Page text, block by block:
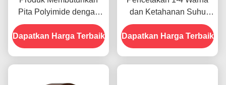
Pita Polyimide dengan
Resistensi Tegangan
1000V
Dapatkan Harga Terbaik
dan Ketahanan Suhu
-10C-80C Metode
Pembayaran Kartu Kredit
untuk Model Sebelumnya
Dapatkan Harga Terbaik